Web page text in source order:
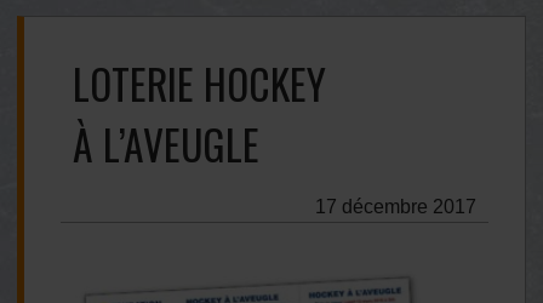
LOTERIE HOCKEY
À L’AVEUGLE
17 décembre 2017